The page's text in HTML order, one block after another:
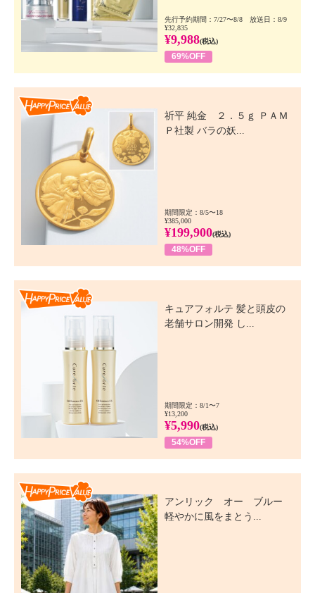
先行予約期間：7/27〜8/8 放送日：8/9
¥32,835
¥9,988(税込)
69%OFF
祈平 純金 ２．５ｇ ＰＡＭ
Ｐ社製 バラの妖...
期間限定：8/5〜18
¥385,000
¥199,900(税込)
48%OFF
キュアフォルテ 髪と頭皮の
老舗サロン開発 し...
期間限定：8/1〜7
¥13,200
¥5,990(税込)
54%OFF
アンリック オー ブルー
軽やかに風をまとう...